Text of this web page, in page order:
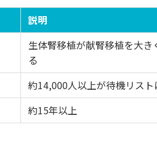
説明
生体腎移植が献腎移植を大き
る
約14,000人以上が待機リスト
約15年以上